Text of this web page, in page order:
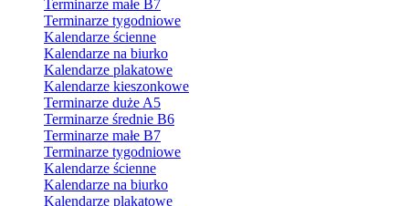
Terminarze małe B7
Terminarze tygodniowe
Kalendarze ścienne
Kalendarze na biurko
Kalendarze plakatowe
Kalendarze kieszonkowe
Terminarze duże A5
Terminarze średnie B6
Terminarze małe B7
Terminarze tygodniowe
Kalendarze ścienne
Kalendarze na biurko
Kalendarze plakatowe